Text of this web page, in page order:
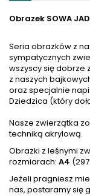
Obrazek SOWA
Seria obrazków z
sympatycznych
wszyscy się dobrze
z naszych
oraz specjalnie
Dziedzica (który
Nasze zwierzątka
techniką akrylową.
Obrazki z leśnymi
rozmiarach: A4
Jeżeli pragniesz
nas, postaramy się